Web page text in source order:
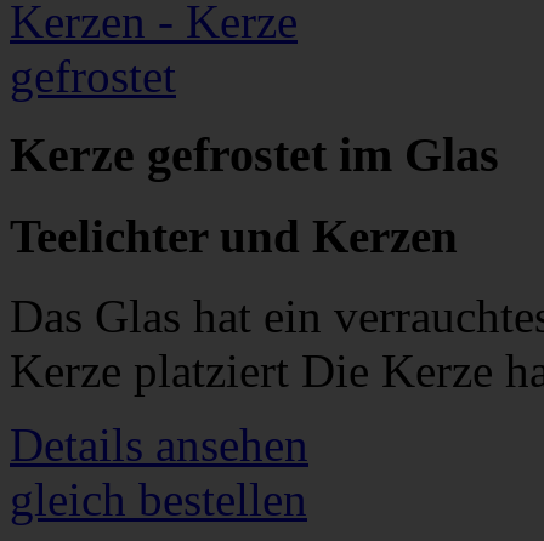
Kerze gefrostet im Glas
Teelichter und Kerzen
Das Glas hat ein
Kerze platziert Die Kerze
Details ansehen
gleich bestellen